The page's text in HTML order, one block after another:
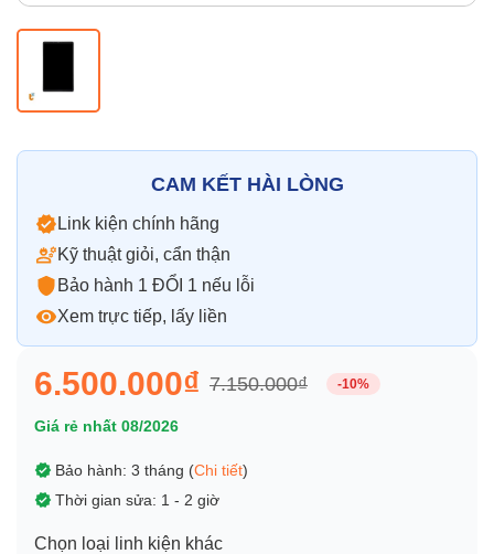
CAM KẾT HÀI LÒNG
Link kiện chính hãng
Kỹ thuật giỏi, cẩn thận
Bảo hành 1 ĐỔI 1 nếu lỗi
Xem trực tiếp, lấy liền
6.500.000₫ 7.150.000₫ -10%
Giá rẻ nhất 08/2026
Bảo hành: 3 tháng (Chi tiết)
Thời gian sửa: 1 - 2 giờ
Chọn loại linh kiện khác